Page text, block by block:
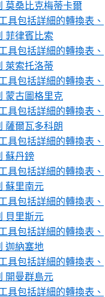
莫桑比克梅蒂卡爾
具包括詳細的轉換表、
菲律賓比索
具包括詳細的轉換表、
萊索托洛蒂
具包括詳細的轉換表、
蒙古圖格里克
具包括詳細的轉換表、
薩爾瓦多科朗
具包括詳細的轉換表、
蘇丹鎊
具包括詳細的轉換表、
蘇里南元
具包括詳細的轉換表、
貝里斯元
具包括詳細的轉換表、
迦納塞地
具包括詳細的轉換表、
開曼群島元
具包括詳細的轉換表、